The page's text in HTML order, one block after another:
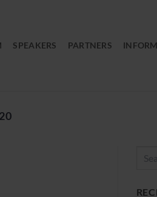
SPEAKERS PARTNERS